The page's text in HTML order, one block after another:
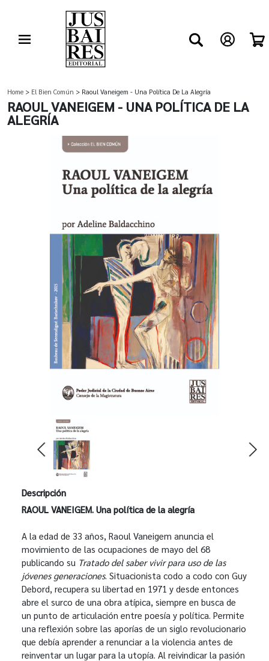
Home > El Bien Común > Raoul Vaneigem - Una Política De La Alegría
RAOUL VANEIGEM - UNA POLÍTICA DE LA
ALEGRÍA
Descripción
RAOUL VANEIGEM. Una política de la alegría
A la edad de 33 años, Raoul Vaneigem anuncia el
movimiento de las ocupaciones de mayo del 68
publicando su Tratado del saber vivir para uso de las
jóvenes generaciones. Situacionista codo a codo con Guy
Debord, recupera su libertad en 1971 y desde entonces
abre el surco de una obra atípica, siempre en busca de
un punto de articulación entre poesía y política. Permite
una reflexión sobre las aporías de un siglo revolucionario
que debía aprender a renunciar a la violencia antes de
reinventar un lugar para la utopía. Al reivindicar la pasión